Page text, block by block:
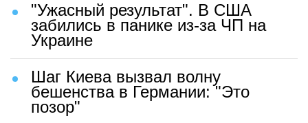
"Ужасный результат". В США
забились в панике из-за ЧП на
Украине
Шаг Киева вызвал волну
бешенства в Германии: "Это
позор"